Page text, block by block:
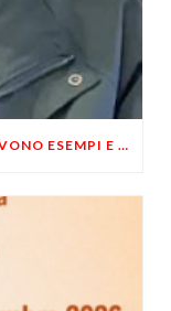
LIBERTÀ, LE IDEE NON BASTANO! SERVONO ESEMPI E UN PO’ DI COERENZA